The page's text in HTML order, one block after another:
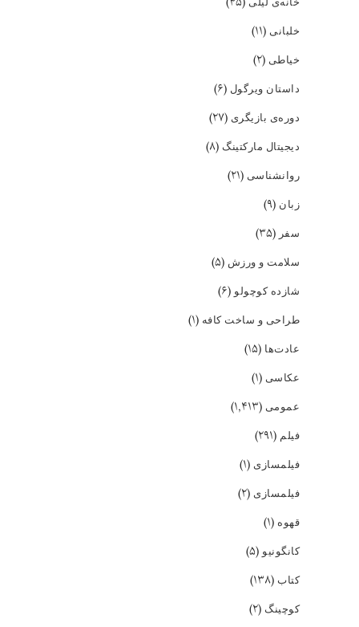
خلبانی (۱۱)
خیاطی (۲)
داستان ویرگول (۶)
دوره‌ی بازیگری (۲۷)
دیجیتال مارکتینگ (۸)
روانشناسی (۲۱)
زبان (۹)
سفر (۳۵)
سلامت و ورزش (۵)
شازده کوچولو(۶)
طراحی و ساخت کافه (۱)
عادت‌ها (۱۵)
عکاسی (۱)
عمومی (۱,۴۱۳)
فیلم (۲۹۱)
فیلمسازی (۱)
فیلمسازی (۲)
قهوه (۱)
کانگونیو(۵)
کتاب (۱۳۸)
کوچینگ (۲)